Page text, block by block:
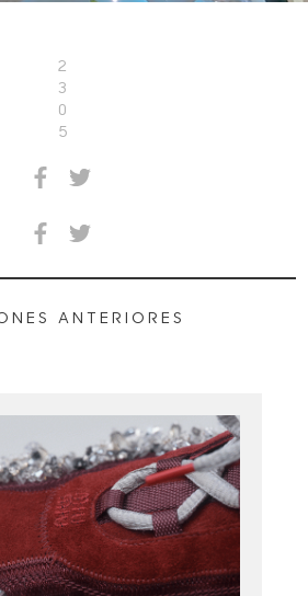
2
3
0
5
ANTERIORES